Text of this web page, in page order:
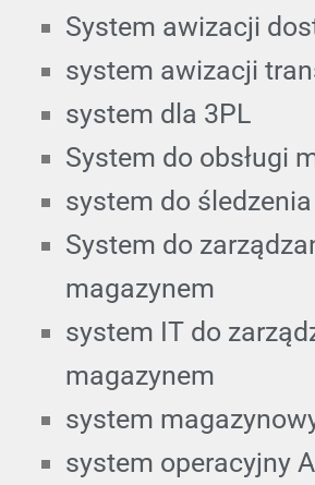
System awizacji
system awizacji
system dla 3PL
System do obsługi
system do śledzenia
System do
magazynem
system IT do
magazynem
system
system operacyjny